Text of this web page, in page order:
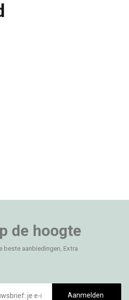
de hoogte
beste aanbiedingen, Extra
Aanmelden